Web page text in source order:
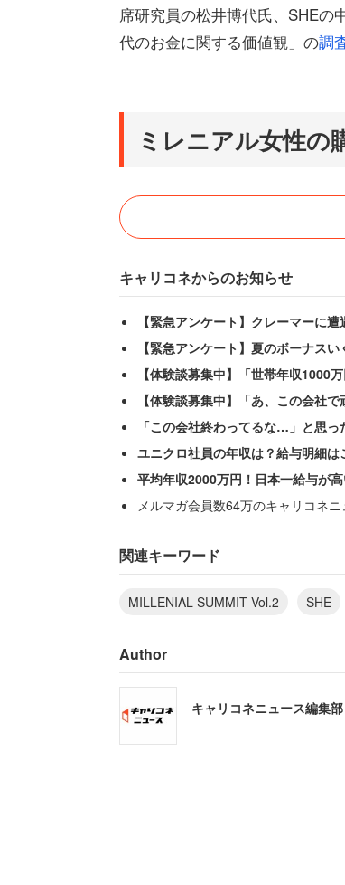
席研究員の松井博代氏、SHEの
代のお金に関する価値観」の調
ミレニアル女性の
の女性114人に聞いたところ、
～50代の都内で働く女性（51.3
く上回った。この「自己満足」
た満足感も意識しているという
を幸せに過ごす」などの声が特
キャリコネからのお知らせ
【緊急アンケート】クレーマーに
【緊急アンケート】夏のボーナスい
【体験談募集中】「世帯年収1000
【体験談募集中】「あ、この会社
「この会社終わってるな…」と思
ユニクロ社員の年収は？給与明細は
平均年収2000万円！日本一給与が
メルマガ会員数64万のキャリコネ
関連キーワード
MILLENIAL SUMMIT Vol.2 SHE
Author
キャリコネニュース編集部